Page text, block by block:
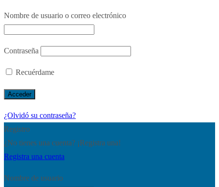
Nombre de usuario o correo electrónico
Contraseña
Recuérdame
¿Olvidó su contraseña?
Registro
¿No tienes una cuenta? ¡Registra una!
Registra una cuenta
Nombre de usuario